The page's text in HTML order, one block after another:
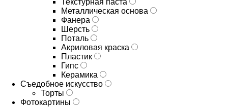
Текстурная паста
Металлическая основа
Фанера
Шерсть
Поталь
Акриловая краска
Пластик
Гипс
Керамика
Съедобное искусство
Торты
Фотокартины